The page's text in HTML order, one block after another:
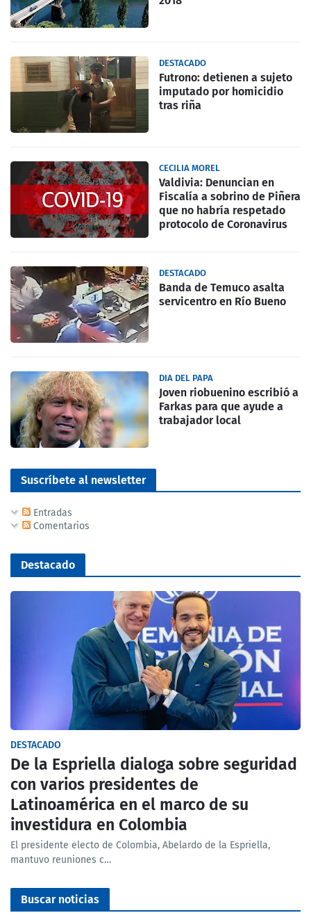
DESTACADO
Futrono: detienen a sujeto
imputado por homicidio
tras riña
CECILIA MOREL
Valdivia: Denuncian en
Fiscalía a sobrino de Piñera
que no habría respetado
protocolo de Coronavirus
DESTACADO
Banda de Temuco asalta
servicentro en Río Bueno
DIA DEL PAPA
Joven riobuenino escribió a
Farkas para que ayude a
trabajador local
Suscríbete al newsletter
Entradas
Comentarios
Destacado
DESTACADO
De la Espriella dialoga sobre seguridad
con varios presidentes de
Latinoamérica en el marco de su
investidura en Colombia
El presidente electo de Colombia, Abelardo de la Espriella,
mantuvo reuniones c…
Buscar noticias